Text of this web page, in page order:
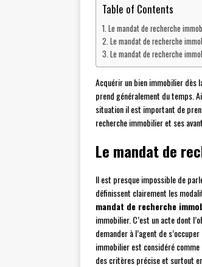
Table of Contents
Le mandat de recherche
Le mandat de recherche
Le mandat de recherche
Acquérir un bien immobilier dès
prend généralement du temps.
situation il est important de
recherche immobilier et ses
Le mandat de
Il est presque impossible de
définissent clairement les
mandat de recherche
immobilier. C’est un acte dont
demander à l’agent de
immobilier est considéré comme
des critères précise et surtout